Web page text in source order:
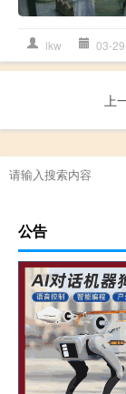
lkw 03-29
上
公告